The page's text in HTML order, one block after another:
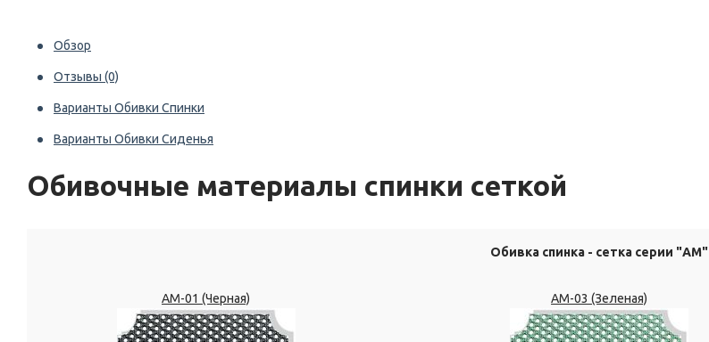
Обзор
Отзывы (0)
Варианты Обивки Спинки
Варианты Обивки Сиденья
Обивочные материалы спинки сеткой
Обивка спинка - сетка серии "АМ"
АМ-01 (Черная) АМ-03 (Зеленая)